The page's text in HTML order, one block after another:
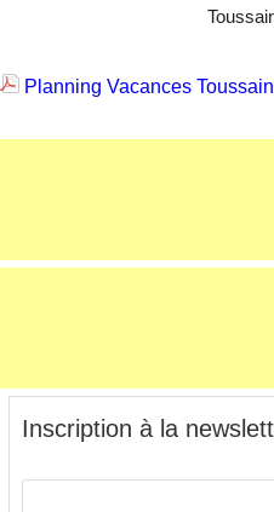
Planning Vacances
Inscription à la